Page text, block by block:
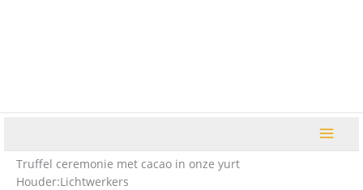
Truffel ceremonie met cacao in onze yurt
Houder:Lichtwerkers